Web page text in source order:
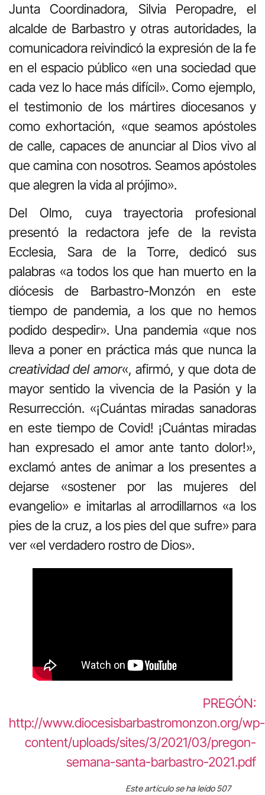
Junta Coordinadora, Silvia Peropadre, el
alcalde de Barbastro y otras autoridades, la
comunicadora reivindicó la expresión de la fe
en el espacio público «en una sociedad que
cada vez lo hace más difícil». Como ejemplo,
el testimonio de los mártires diocesanos y
como exhortación, «que seamos apóstoles
de calle, capaces de anunciar al Dios vivo al
que camina con nosotros. Seamos apóstoles
que alegren la vida al prójimo».
Del Olmo, cuya trayectoria profesional
presentó la redactora jefe de la revista
Ecclesia, Sara de la Torre, dedicó sus
palabras «a todos los que han muerto en la
diócesis de Barbastro-Monzón en este
tiempo de pandemia, a los que no hemos
podido despedir». Una pandemia «que nos
lleva a poner en práctica más que nunca la
creatividad del amor«, afirmó, y que dota de
mayor sentido la vivencia de la Pasión y la
Resurrección. «¡Cuántas miradas sanadoras
en este tiempo de Covid! ¡Cuántas miradas
han expresado el amor ante tanto dolor!»,
exclamó antes de animar a los presentes a
dejarse «sostener por las mujeres del
evangelio» e imitarlas al arrodillarnos «a los
pies de la cruz, a los pies del que sufre» para
ver «el verdadero rostro de Dios».
PREGÓN:
http://www.diocesisbarbastromonzon.org/wp-
content/uploads/sites/3/2021/03/pregon-
semana-santa-barbastro-2021.pdf
Este artículo se ha leído 507